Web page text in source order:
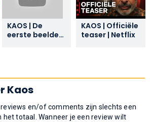
KAOS | De
eerste beelden
KAOS | Officiële
teaser | Netflix
Kaos
en/of comments zijn slechts een
het totaal. Wanneer je een review wilt